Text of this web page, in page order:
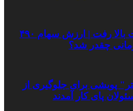
ارزش سهام عدالت بالا رفت | ارزش سهام ۴۹۰
ویدیو/ ⁧"۲ درجه کمتر"⁩ پویشی برای جلوگیری از
پای کار آمدند